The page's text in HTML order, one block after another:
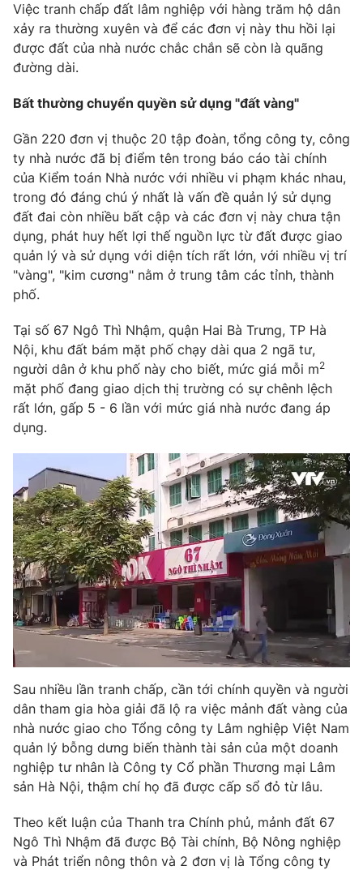
cấp ngày 29/12/2023
Tổng Biên tập:Vũ Thanh Thủy
Phó Tổng Biên tập:
Nguyễn Trọng Ninh
Tổng đài VTV:024.38 355 931 - 024.38 355 932
Email:toasoan@vtv.vn
Liên hệ quảng cáo:024-7300.7108
® Cấm sao chép dưới mọi hình thức nếu không có sự chấp
thuận bằng văn bản. Ghi rõ nguồn VTV.vn khi phát hành lại
thông tin từ website này.
Việc tranh chấp đất lâm nghiệp với hàng trăm hộ dân
xảy ra thường xuyên và để các đơn vị này thu hồi lại
được đất của nhà nước chắc chắn sẽ còn là quãng
đường dài.
Bất thường chuyển quyền sử dụng "đất vàng"
Gần 220 đơn vị thuộc 20 tập đoàn, tổng công ty, công
ty nhà nước đã bị điểm tên trong báo cáo tài chính
của Kiểm toán Nhà nước với nhiều vi phạm khác nhau,
trong đó đáng chú ý nhất là vấn đề quản lý sử dụng
đất đai còn nhiều bất cập và các đơn vị này chưa tận
dụng, phát huy hết lợi thế nguồn lực từ đất được giao
quản lý và sử dụng với diện tích rất lớn, với nhiều vị trí
"vàng", "kim cương" nằm ở trung tâm các tỉnh, thành
phố.
Tại số 67 Ngô Thì Nhậm, quận Hai Bà Trưng, TP Hà
Nội, khu đất bám mặt phố chạy dài qua 2 ngã tư,
người dân ở khu phố này cho biết, mức giá mỗi m2
mặt phố đang giao dịch thị trường có sự chênh lệch
rất lớn, gấp 5 - 6 lần với mức giá nhà nước đang áp
dụng.
Sau nhiều lần tranh chấp, cần tới chính quyền và người
dân tham gia hòa giải đã lộ ra việc mảnh đất vàng của
nhà nước giao cho Tổng công ty Lâm nghiệp Việt Nam
quản lý bỗng dưng biến thành tài sản của một doanh
nghiệp tư nhân là Công ty Cổ phần Thương mại Lâm
sản Hà Nội, thậm chí họ đã được cấp sổ đỏ từ lâu.
Theo kết luận của Thanh tra Chính phủ, mảnh đất 67
Ngô Thì Nhậm đã được Bộ Tài chính, Bộ Nông nghiệp
và Phát triển nông thôn và 2 đơn vị là Tổng công ty